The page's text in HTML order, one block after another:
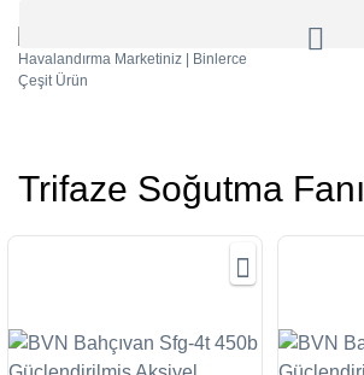
Trifaze Soğutma Fanı